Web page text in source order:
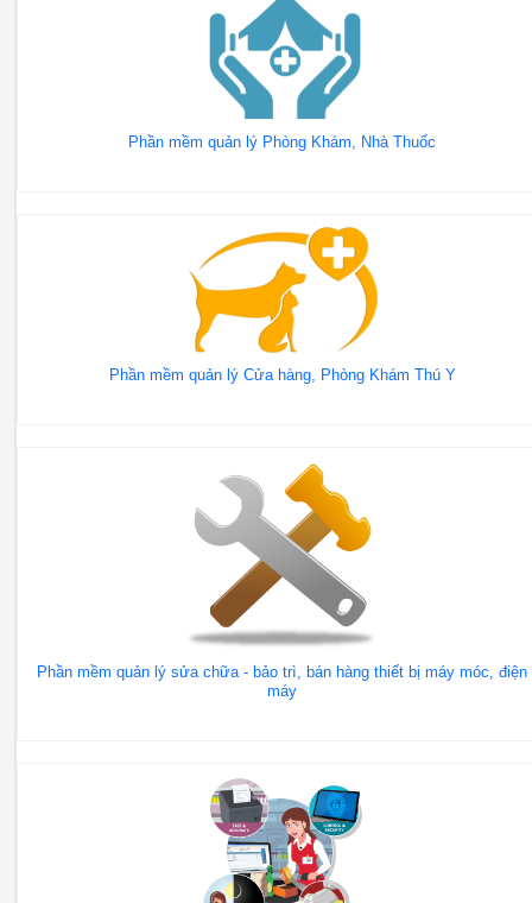
Phần mềm quản lý Phòng Khám, Nhà Thuốc
Phần mềm quản lý Cửa hàng, Phòng Khám Thú Y
Phần mềm quản lý sửa chữa - bảo trì, bán hàng thiết bị máy móc, điện
máy